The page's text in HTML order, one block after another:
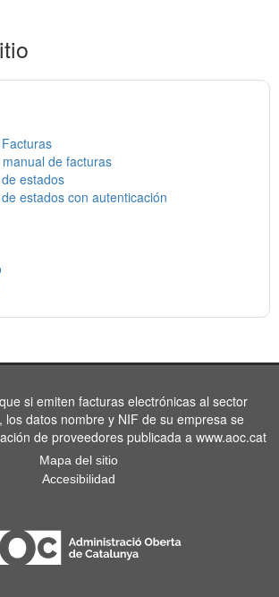
de facturas
estados
estados con autenticación
si emiten facturas electrónicas al sector
los datos nombre y NIF de su empresa se
de proveedores publicada a www.aoc.cat
Mapa del sitio
Accesibilidad